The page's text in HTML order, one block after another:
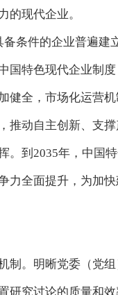
的现代企业。
条件的企业普遍建
国特色现代企业制
健全，市场化运营
推动自主创新、支
。到2035年，中国
力全面提升，为加
制。明晰党委（党
研究讨论的质量和